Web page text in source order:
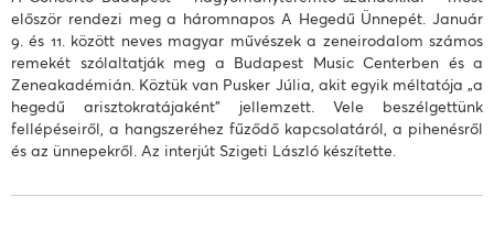
először rendezi meg a háromnapos A Hegedű Ünnepét. Január
9. és 11. között neves magyar művészek a zeneirodalom számos
remekét szólaltatják meg a Budapest Music Centerben és a
Zeneakadémián. Köztük van Pusker Júlia, akit egyik méltatója „a
hegedű arisztokratájaként” jellemzett. Vele beszélgettünk
fellépéseiről, a hangszeréhez fűződő kapcsolatáról, a pihenésről
és az ünnepekről. Az interjút Szigeti László készítette.